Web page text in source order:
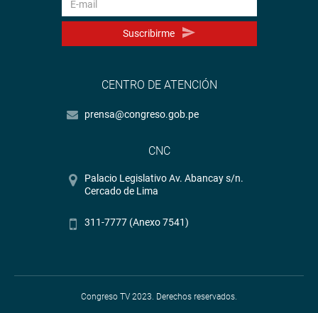
Suscribirme
CENTRO DE ATENCIÓN
prensa@congreso.gob.pe
CNC
Palacio Legislativo Av. Abancay s/n.
Cercado de Lima
311-7777 (Anexo 7541)
Congreso TV 2023. Derechos reservados.